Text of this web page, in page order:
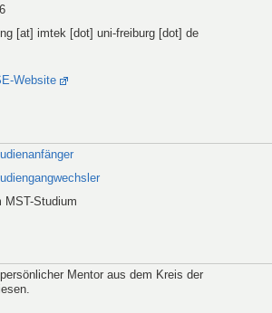
[at] imtek [dot] uni-freiburg [dot] de
Website
MST-Studium
Mentor aus dem Kreis der